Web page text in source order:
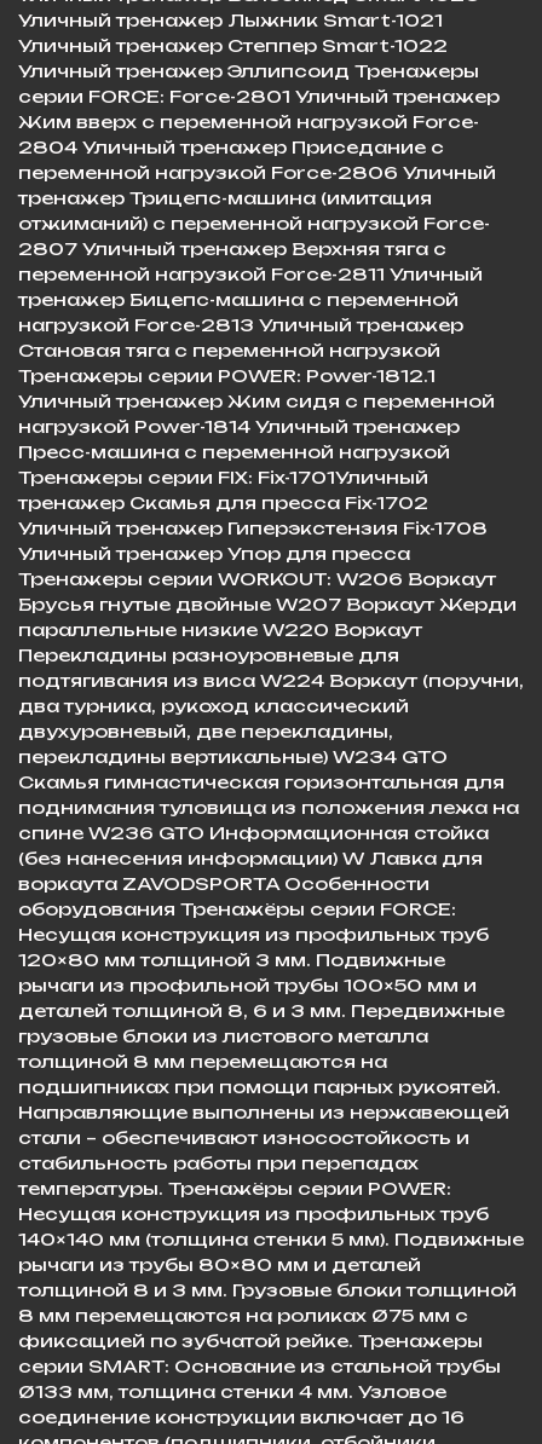
Уличный тренажер Лыжник Smart-1021
Уличный тренажер Степпер Smart-1022
Уличный тренажер Эллипсоид Тренажеры
серии FORCE: Force-2801 Уличный тренажер
Жим вверх с переменной нагрузкой Force-
2804 Уличный тренажер Приседание с
переменной нагрузкой Force-2806 Уличный
тренажер Трицепс-машина (имитация
отжиманий) с переменной нагрузкой Force-
2807 Уличный тренажер Верхняя тяга с
переменной нагрузкой Force-2811 Уличный
тренажер Бицепс-машина с переменной
нагрузкой Force-2813 Уличный тренажер
Становая тяга с переменной нагрузкой
Тренажеры серии POWER: Power-1812.1
Уличный тренажер Жим сидя с переменной
нагрузкой Power-1814 Уличный тренажер
Пресс-машина с переменной нагрузкой
Тренажеры серии FIX: Fix-1701Уличный
тренажер Скамья для пресса Fix-1702
Уличный тренажер Гиперэкстензия Fix-1708
Уличный тренажер Упор для пресса
Тренажеры серии WORKOUT: W206 Воркаут
Брусья гнутые двойные W207 Воркаут Жерди
параллельные низкие W220 Воркаут
Перекладины разноуровневые для
подтягивания из виса W224 Воркаут (поручни,
два турника, рукоход классический
двухуровневый, две перекладины,
перекладины вертикальные) W234 GTO
Скамья гимнастическая горизонтальная для
поднимания туловища из положения лежа на
спине W236 GTO Информационная стойка
(без нанесения информации) W Лавка для
воркаута ZAVODSPORTA Особенности
оборудования Тренажёры серии FORCE:
Несущая конструкция из профильных труб
120×80 мм толщиной 3 мм. Подвижные
рычаги из профильной трубы 100×50 мм и
деталей толщиной 8, 6 и 3 мм. Передвижные
грузовые блоки из листового металла
толщиной 8 мм перемещаются на
подшипниках при помощи парных рукоятей.
Направляющие выполнены из нержавеющей
стали – обеспечивают износостойкость и
стабильность работы при перепадах
температуры. Тренажёры серии POWER:
Несущая конструкция из профильных труб
140×140 мм (толщина стенки 5 мм). Подвижные
рычаги из трубы 80×80 мм и деталей
толщиной 8 и 3 мм. Грузовые блоки толщиной
8 мм перемещаются на роликах Ø75 мм с
фиксацией по зубчатой рейке. Тренажеры
серии SMART: Основание из стальной трубы
Ø133 мм, толщина стенки 4 мм. Узловое
соединение конструкции включает до 16